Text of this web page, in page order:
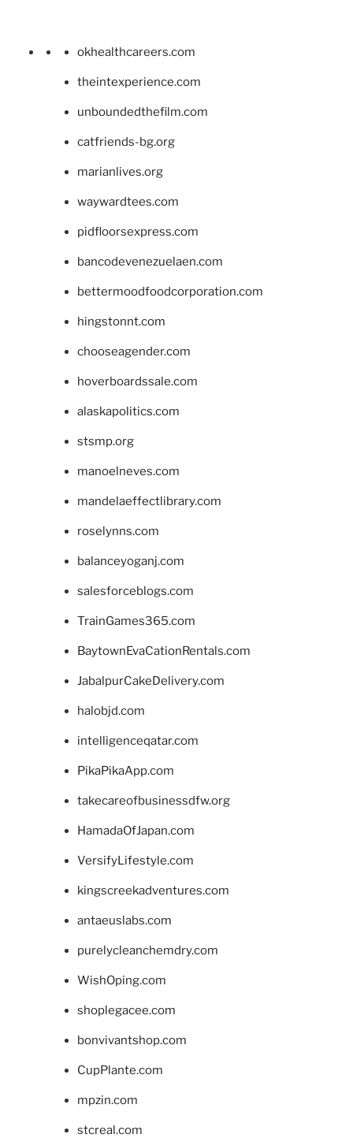
okhealthcareers.com
theintexperience.com
unboundedthefilm.com
catfriends-bg.org
marianlives.org
waywardtees.com
pidfloorsexpress.com
bancodevenezuelaen.com
bettermoodfoodcorporation.com
hingstonnt.com
chooseagender.com
hoverboardssale.com
alaskapolitics.com
stsmp.org
manoelneves.com
mandelaeffectlibrary.com
roselynns.com
balanceyoganj.com
salesforceblogs.com
TrainGames365.com
BaytownEvaCationRentals.com
JabalpurCakeDelivery.com
halobjd.com
intelligenceqatar.com
PikaPikaApp.com
takecareofbusinessdfw.org
HamadaOfJapan.com
VersifyLifestyle.com
kingscreekadventures.com
antaeuslabs.com
purelycleanchemdry.com
WishOping.com
shoplegacee.com
bonvivantshop.com
CupPlante.com
mpzin.com
stcreal.com